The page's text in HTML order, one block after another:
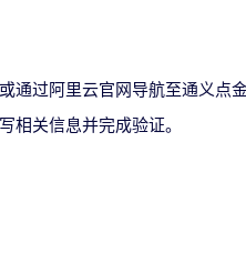
通过阿里云官网导航至通义点金
相关信息并完成验证。